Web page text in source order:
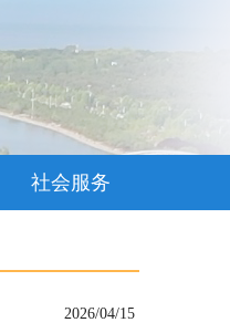
社会服务
2026/04/15